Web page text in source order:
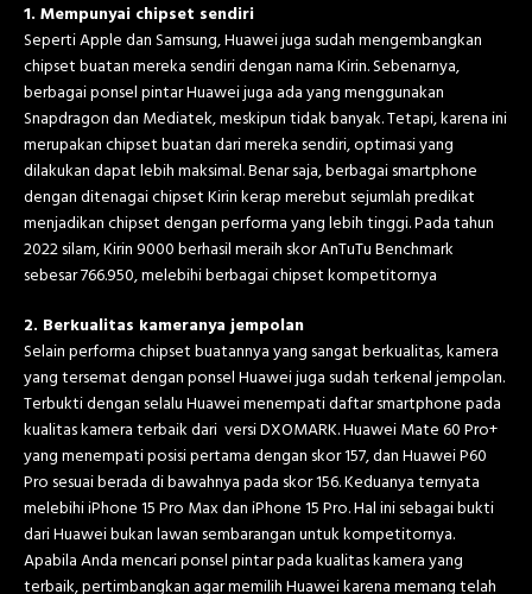
1. Mempunyai chipset sendiri
Seperti Apple dan Samsung, Huawei juga sudah mengembangkan
chipset buatan mereka sendiri dengan nama Kirin. Sebenarnya,
berbagai ponsel pintar Huawei juga ada yang menggunakan
Snapdragon dan Mediatek, meskipun tidak banyak. Tetapi, karena ini
merupakan chipset buatan dari mereka sendiri, optimasi yang
dilakukan dapat lebih maksimal. Benar saja, berbagai smartphone
dengan ditenagai chipset Kirin kerap merebut sejumlah predikat
menjadikan chipset dengan performa yang lebih tinggi. Pada tahun
2022 silam, Kirin 9000 berhasil meraih skor AnTuTu Benchmark
sebesar 766.950, melebihi berbagai chipset kompetitornya
2. Berkualitas kameranya jempolan
Selain performa chipset buatannya yang sangat berkualitas, kamera
yang tersemat dengan ponsel Huawei juga sudah terkenal jempolan.
Terbukti dengan selalu Huawei menempati daftar smartphone pada
kualitas kamera terbaik dari versi DXOMARK. Huawei Mate 60 Pro+
yang menempati posisi pertama dengan skor 157, dan Huawei P60
Pro sesuai berada di bawahnya pada skor 156. Keduanya ternyata
melebihi iPhone 15 Pro Max dan iPhone 15 Pro. Hal ini sebagai bukti
dari Huawei bukan lawan sembarangan untuk kompetitornya.
Apabila Anda mencari ponsel pintar pada kualitas kamera yang
terbaik, pertimbangkan agar memilih Huawei karena memang telah